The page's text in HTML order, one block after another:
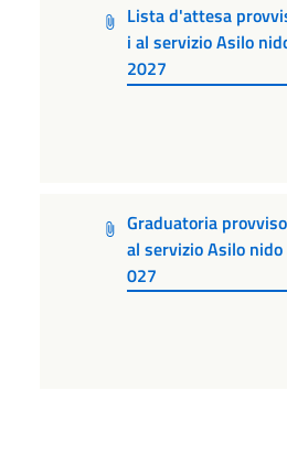
Lista d'attesa
i al servizio Asilo
2027
Graduatoria
al servizio Asilo
027